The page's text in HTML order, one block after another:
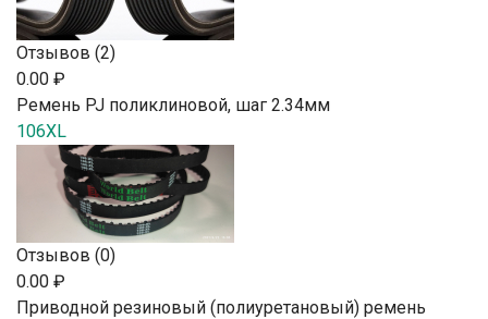
Отзывов (2)
0.00 ₽
Ремень PJ поликлиновой, шаг 2.34мм
106XL
Отзывов (0)
0.00 ₽
Приводной резиновый (полиуретановый) ремень